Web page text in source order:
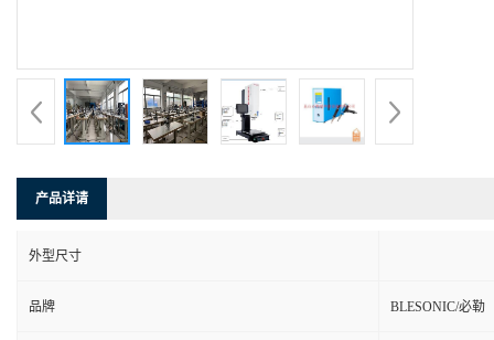
产品详请
外型尺寸
品牌 BLESONIC/必勒